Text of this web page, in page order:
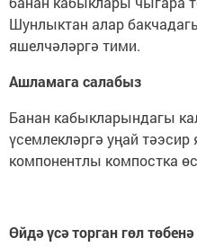
Шунлыктан алар
яшелчәләргә тими.
Ашламага салабыз
Банан кабыкларындагы
үсемлекләргә уңай
компонентлы компостка
Өйдә үсә торган гөл